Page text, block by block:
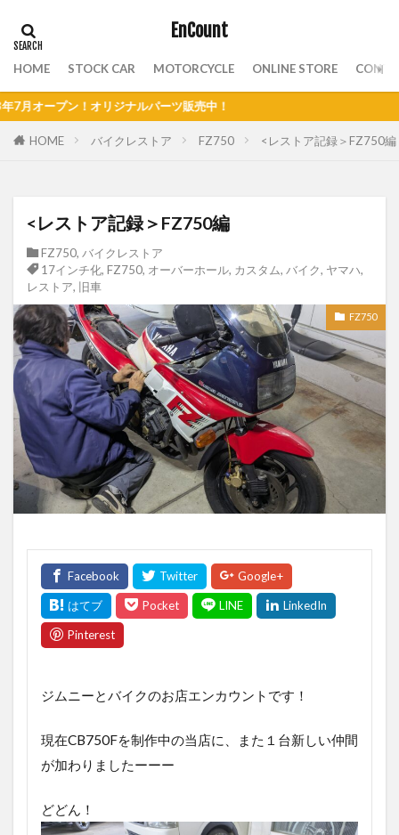
EnCount
HOME STOCK CAR MOTORCYCLE ONLINE STORE
！オリジナルパーツ販売中！
HOME バイクレストア FZ750 <レストア記録＞FZ750編
<レストア記録＞FZ750編
FZ750, バイクレストア
17インチ化, FZ750, オーバーホール, カスタム, バイク, ヤマハ,
レストア, 旧車
FZ750
ジムニーとバイクのお店エンカウントです！
現在CB750Fを制作中の当店に、また１台新しい仲間
が加わりましたーーー
どどん！